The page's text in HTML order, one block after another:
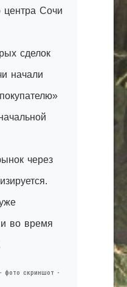
центра Сочи
сделок
начали
через
во время
фото скриншот -